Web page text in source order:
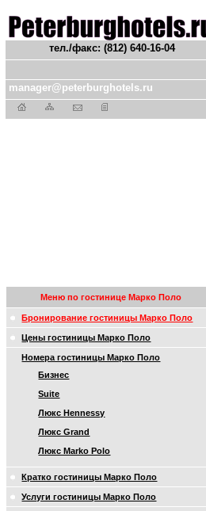
тел./факс: (812) 640-16-04
manager@peterburghotels.ru
Меню по гостинице Марко Поло
Бронирование гостиницы Марко Поло
Цены гостиницы Марко Поло
Номера гостиницы Марко Поло
Бизнес
Suite
Люкс Hennessy
Люкс Grand
Люкс Marko Polo
Кратко гостиницы Марко Поло
Услуги гостиницы Марко Поло